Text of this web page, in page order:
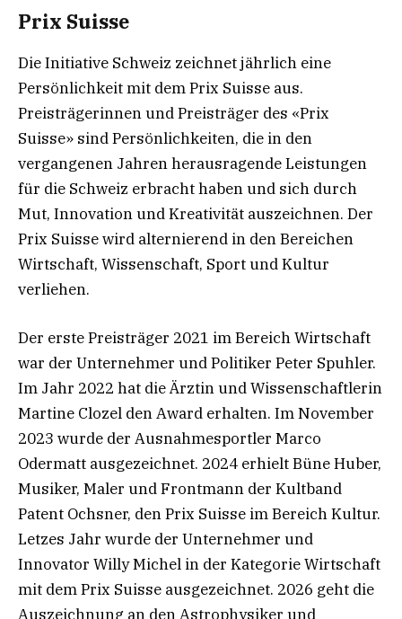
Prix Suisse
Die Initiative Schweiz zeichnet jährlich eine
Persönlichkeit mit dem Prix Suisse aus.
Preisträgerinnen und Preisträger des «Prix
Suisse» sind Persönlichkeiten, die in den
vergangenen Jahren herausragende Leistungen
für die Schweiz erbracht haben und sich durch
Mut, Innovation und Kreativität auszeichnen. Der
Prix Suisse wird alternierend in den Bereichen
Wirtschaft, Wissenschaft, Sport und Kultur
verliehen.
Der erste Preisträger 2021 im Bereich Wirtschaft
war der Unternehmer und Politiker Peter Spuhler.
Im Jahr 2022 hat die Ärztin und Wissenschaftlerin
Martine Clozel den Award erhalten. Im November
2023 wurde der Ausnahmesportler Marco
Odermatt ausgezeichnet. 2024 erhielt Büne Huber,
Musiker, Maler und Frontmann der Kultband
Patent Ochsner, den Prix Suisse im Bereich Kultur.
Letzes Jahr wurde der Unternehmer und
Innovator Willy Michel in der Kategorie Wirtschaft
mit dem Prix Suisse ausgezeichnet. 2026 geht die
Auszeichnung an den Astrophysiker und